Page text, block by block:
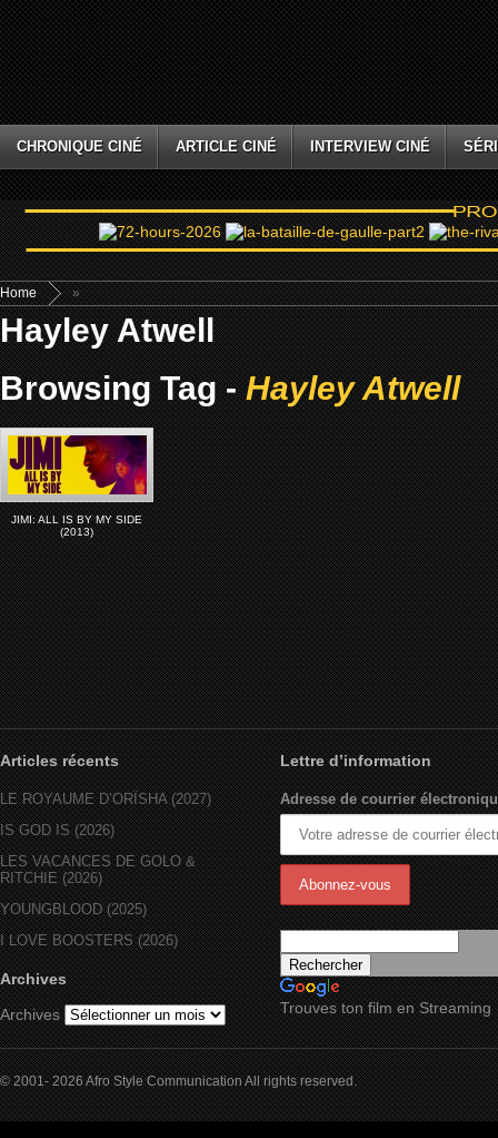
CHRONIQUE CINÉ ARTICLE CINÉ INTERVIEW CINÉ
Home »
Hayley Atwell
Browsing Tag -Hayley Atwell
JIMI: ALL IS BY MY SIDE
(2013)
Articles récents
LE ROYAUME D’ORÏSHA (2027)
IS GOD IS (2026)
LES VACANCES DE GOLO &
RITCHIE (2026)
YOUNGBLOOD (2025)
I LOVE BOOSTERS (2026)
Archives
Archives
Lettre d’information
Adresse de courrier
Trouves ton film en Streaming
© 2001- 2026 Afro Style Communication All rights reserved.